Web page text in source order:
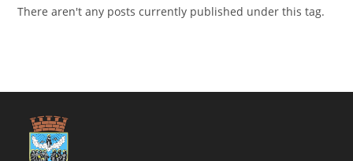
There aren't any posts currently published under this tag.